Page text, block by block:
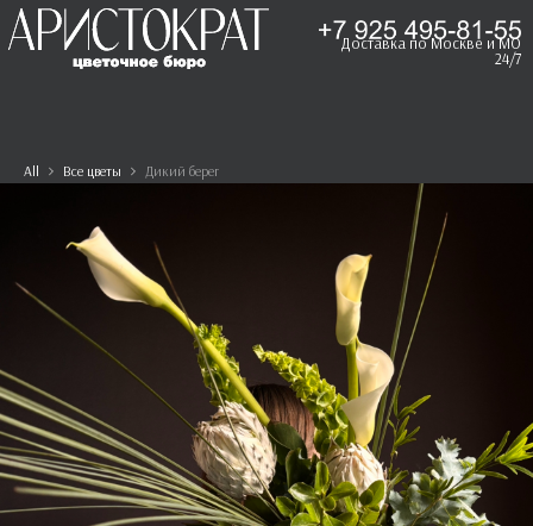
Доставка по Москве и МО
24/7
All Все цветы Дикий берег